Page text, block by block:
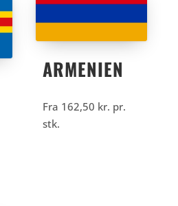
ARMENIEN
Fra 162,50 kr. pr.
stk.